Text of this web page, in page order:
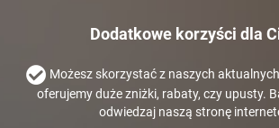
Dodatkowe korzyści dla
Możesz skorzystać z naszych aktualnych
oferujemy duże zniżki, rabaty, czy upusty.
odwiedzaj naszą stronę